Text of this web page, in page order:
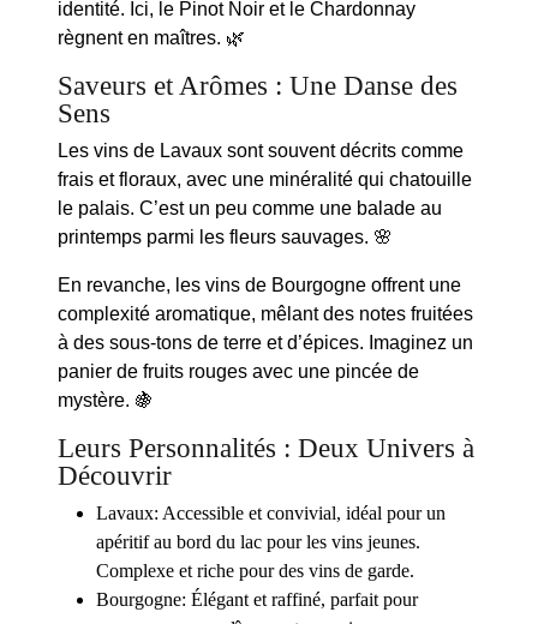
identité. Ici, le Pinot Noir et le Chardonnay
règnent en maîtres. 🌿
Saveurs et Arômes : Une Danse des
Sens
Les vins de Lavaux sont souvent décrits comme
frais et floraux, avec une minéralité qui chatouille
le palais. C’est un peu comme une balade au
printemps parmi les fleurs sauvages. 🌸
En revanche, les vins de Bourgogne offrent une
complexité aromatique, mêlant des notes fruitées
à des sous-tons de terre et d’épices. Imaginez un
panier de fruits rouges avec une pincée de
mystère. 🍇
Leurs Personnalités : Deux Univers à
Découvrir
Lavaux: Accessible et convivial, idéal pour un
apéritif au bord du lac pour les vins jeunes.
Complexe et riche pour des vins de garde.
Bourgogne: Élégant et raffiné, parfait pour